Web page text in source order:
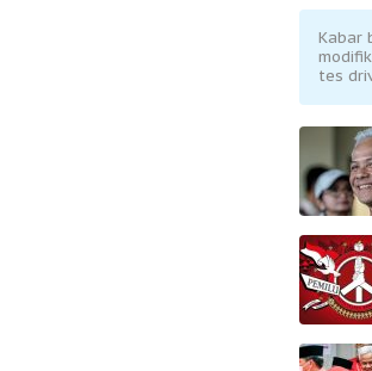
Kabar
tes